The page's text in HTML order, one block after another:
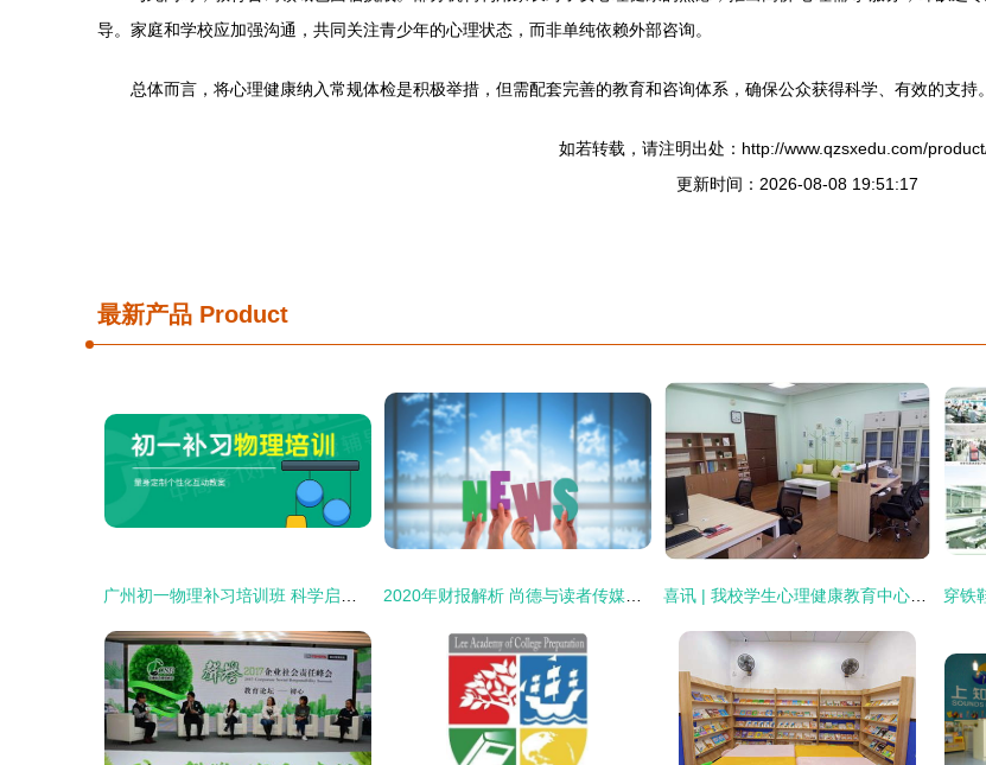
导。家庭和学校应加强沟通，共同关注青少年的心理状态，而非单纯依赖外部咨询。
总体而言，将心理健康纳入常规体检是积极举措，但需配套完善的教育和咨询体系，确保公众获得科学、有效的支持。
如若转载，请注明出处：http://www.qzsxedu.com/
更新时间：2026-08-08 19:51:17
最新产品 Product